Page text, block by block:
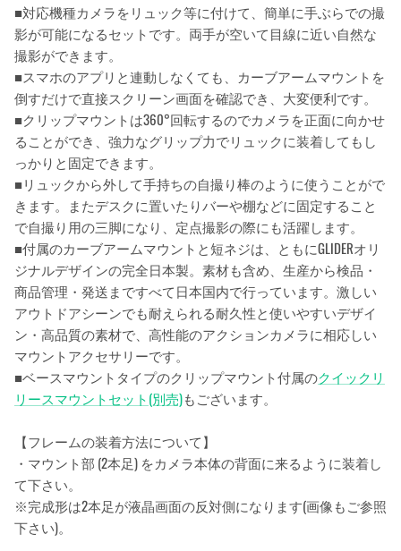
■対応機種カメラをリュック等に付けて、簡単に手ぶらでの撮
影が可能になるセットです。両手が空いて目線に近い自然な
撮影ができます。
■スマホのアプリと連動しなくても、カーブアームマウントを
倒すだけで直接スクリーン画面を確認でき、大変便利です。
■クリップマウントは360°回転するのでカメラを正面に向かせ
ることができ、強力なグリップ力でリュックに装着してもし
っかりと固定できます。
■リュックから外して手持ちの自撮り棒のように使うことがで
きます。またデスクに置いたりバーや棚などに固定すること
で自撮り用の三脚になり、定点撮影の際にも活躍します。
■付属のカーブアームマウントと短ネジは、ともにGLIDERオリ
ジナルデザインの完全日本製。素材も含め、生産から検品・
商品管理・発送まですべて日本国内で行っています。激しい
アウトドアシーンでも耐えられる耐久性と使いやすいデザイ
ン・高品質の素材で、高性能のアクションカメラに相応しい
マウントアクセサリーです。
■ベースマウントタイプのクリップマウント付属のクイックリ
リースマウントセット(別売)もございます。
【フレームの装着方法について】
・マウント部 (2本足) をカメラ本体の背面に来るように装着し
て下さい。
※完成形は2本足が液晶画面の反対側になります(画像もご参照
下さい)。